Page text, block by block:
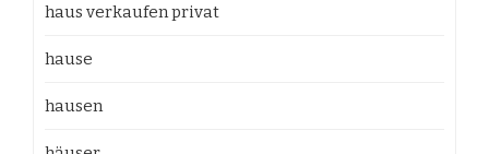
haus verkaufen privat
hause
hausen